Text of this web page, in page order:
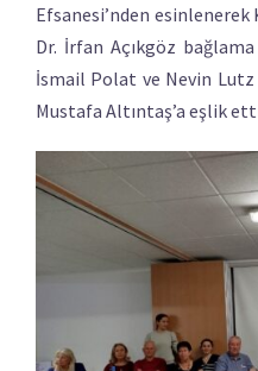
Efsanesi’nden
Dr. İrfan Açıkgöz bağlama
İsmail Polat ve Nevin Lutz
Mustafa Altıntaş’a eşlik